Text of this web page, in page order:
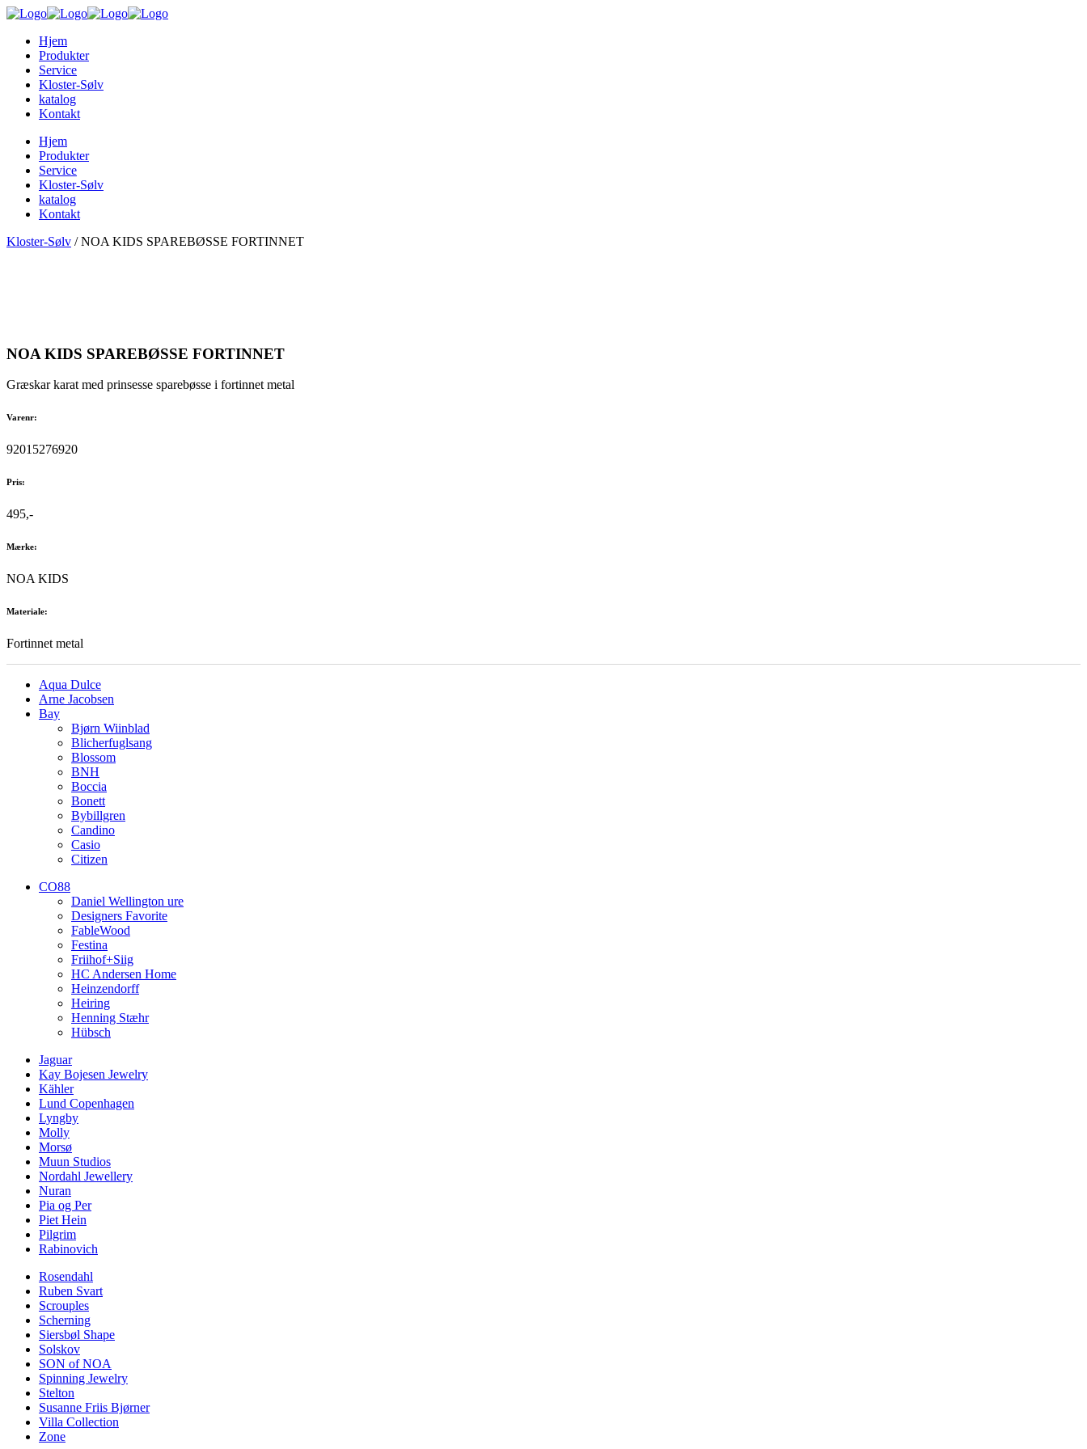
Hjem
Produkter
Service
Kloster-Sølv
katalog
Kontakt
Hjem
Produkter
Service
Kloster-Sølv
katalog
Kontakt
Kloster-Sølv /NOA KIDS SPAREBØSSE FORTINNET
NOA KIDS SPAREBØSSE FORTINNET
Græskar karat med prinsesse sparebøsse i fortinnet metal
Varenr:
92015276920
Pris:
495,-
Mærke:
NOA KIDS
Materiale:
Fortinnet metal
Aqua Dulce
Arne Jacobsen
Bay
Bjørn Wiinblad
Blicherfuglsang
Blossom
BNH
Boccia
Bonett
Bybillgren
Candino
Casio
Citizen
CO88
Daniel Wellington ure
Designers Favorite
FableWood
Festina
Friihof+Siig
HC Andersen Home
Heinzendorff
Heiring
Henning Stæhr
Hübsch
Jaguar
Kay Bojesen Jewelry
Kähler
Lund Copenhagen
Lyngby
Molly
Morsø
Muun Studios
Nordahl Jewellery
Nuran
Pia og Per
Piet Hein
Pilgrim
Rabinovich
Rosendahl
Ruben Svart
Scrouples
Scherning
Siersbøl Shape
Solskov
SON of NOA
Spinning Jewelry
Stelton
Susanne Friis Bjørner
Villa Collection
Zone